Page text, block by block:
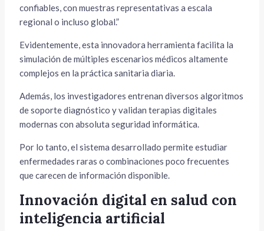
confiables, con muestras representativas a escala
regional o incluso global.”
Evidentemente, esta innovadora herramienta facilita la
simulación de múltiples escenarios médicos altamente
complejos en la práctica sanitaria diaria.
Además, los investigadores entrenan diversos algoritmos
de soporte diagnóstico y validan terapias digitales
modernas con absoluta seguridad informática.
Por lo tanto, el sistema desarrollado permite estudiar
enfermedades raras o combinaciones poco frecuentes
que carecen de información disponible.
Innovación digital en salud con
inteligencia artificial